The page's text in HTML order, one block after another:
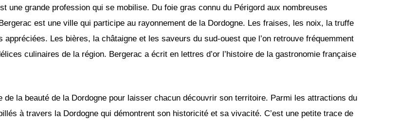
une grande profession qui se mobilise. Du foie gras connu du Périgord aux nombreuses
est une ville qui participe au rayonnement de la Dordogne. Les fraises, les noix, la truffe
Les bières, la châtaigne et les saveurs du sud-ouest que l’on retrouve fréquemment
culinaires de la région. Bergerac a écrit en lettres d’or l’histoire de la gastronomie française
de la beauté de la Dordogne pour laisser chacun découvrir son territoire. Parmi les attractions du
à travers la Dordogne qui démontrent son historicité et sa vivacité. C’est une petite trace de